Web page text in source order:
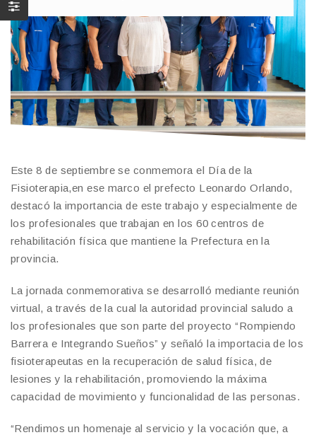
Este 8 de septiembre se conmemora el Día de la
Fisioterapia,en ese marco el prefecto Leonardo Orlando,
destacó la importancia de este trabajo y especialmente de
los profesionales que trabajan en los 60 centros de
rehabilitación física que mantiene la Prefectura en la
provincia.
La jornada conmemorativa se desarrolló mediante reunión
virtual, a través de la cual la autoridad provincial saludo a
los profesionales que son parte del proyecto “Rompiendo
Barrera e Integrando Sueños” y señaló la importacia de los
fisioterapeutas en la recuperación de salud física, de
lesiones y la rehabilitación, promoviendo la máxima
capacidad de movimiento y funcionalidad de las personas.
“Rendimos un homenaje al servicio y la vocación que, a